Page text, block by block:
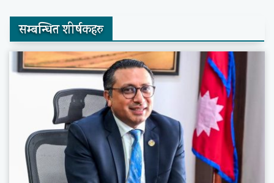
सम्बन्धित शीर्षकहरु